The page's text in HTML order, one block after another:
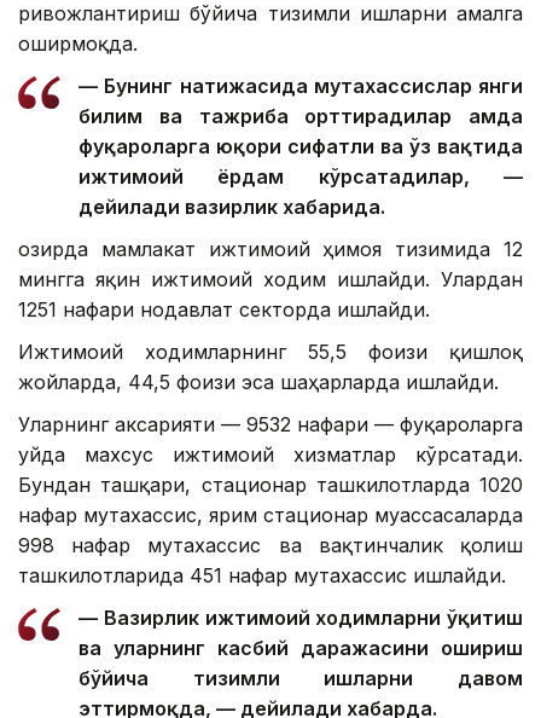
ривожлантириш бўйича тизимли ишларни амалга
оширмоқда.
— Бунинг натижасида мутахассислар янги
билим ва тажриба орттирадилар ҳамда
фуқароларга юқори сифатли ва ўз вақтида
ижтимоий ёрдам кўрсатадилар, —
дейилади вазирлик хабарида.
Ҳозирда мамлакат ижтимоий ҳимоя тизимида 12
мингга яқин ижтимоий ходим ишлайди. Улардан
1251 нафари нодавлат секторда ишлайди.
Ижтимоий ходимларнинг 55,5 фоизи қишлоқ
жойларда, 44,5 фоизи эса шаҳарларда ишлайди.
Уларнинг аксарияти — 9532 нафари — фуқароларга
уйда махсус ижтимоий хизматлар кўрсатади.
Бундан ташқари, стационар ташкилотларда 1020
нафар мутахассис, ярим стационар муассасаларда
998 нафар мутахассис ва вақтинчалик қолиш
ташкилотларида 451 нафар мутахассис ишлайди.
— Вазирлик ижтимоий ходимларни ўқитиш
ва уларнинг касбий даражасини ошириш
бўйича тизимли ишларни давом
эттирмоқда, — дейилади хабарда.